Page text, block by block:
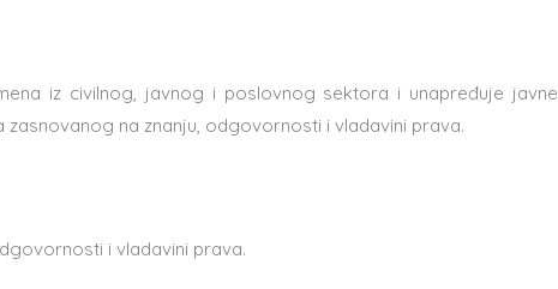
iz civilnog, javnog i poslovnog sektora i unapređuje javne
na znanju, odgovornosti i vladavini prava.
i vladavini prava.